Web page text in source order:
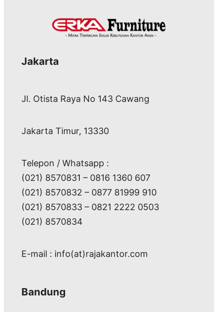
Jakarta
Jl. Otista Raya No 143 Cawang
Jakarta Timur, 13330
Telepon / Whatsapp :
(021) 8570831 – 0816 1360 607
(021) 8570832 – 0877 81999 910
(021) 8570833 – 0821 2222 0503
(021) 8570834
E-mail : info(at)rajakantor.com
Bandung